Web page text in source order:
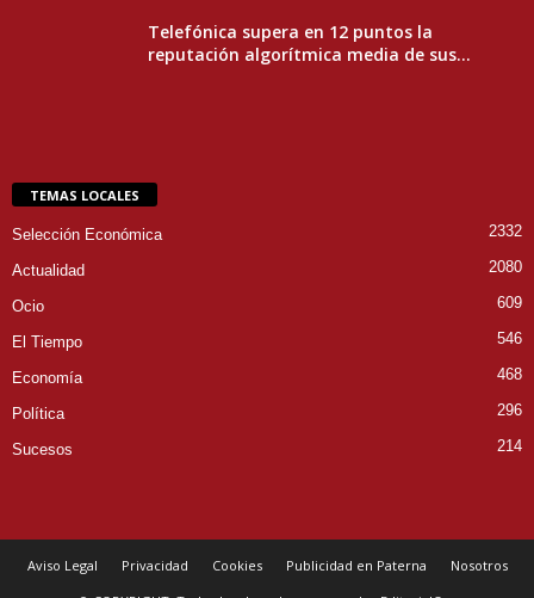
Telefónica supera en 12 puntos la
reputación algorítmica media de sus...
TEMAS LOCALES
Selección Económica 2332
Actualidad 2080
Ocio 609
El Tiempo 546
Economía 468
Política 296
Sucesos 214
Aviso Legal Privacidad Cookies Publicidad en Paterna
Nosotros